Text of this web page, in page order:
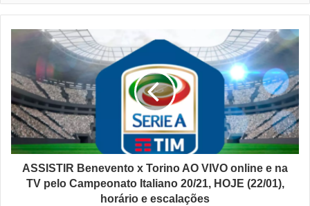
ASSISTIR Benevento x Torino AO VIVO online e na
TV pelo Campeonato Italiano 20/21, HOJE (22/01),
horário e escalações